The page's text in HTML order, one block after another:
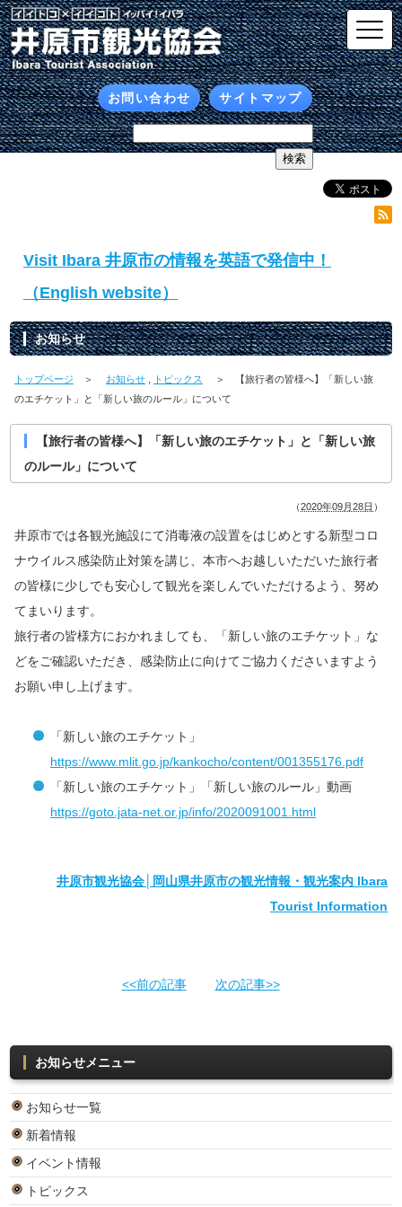
お問い合わせ サイトマップ
Visit Ibara 井原市の情報を英語で発信中！
（English website）
お知らせ
トップページ ＞ お知らせ, トピックス
＞ 【旅行者の皆様へ】「新しい旅
のエチケット」と「新しい旅のルール」について
【旅行者の皆様へ】「新しい旅のエチケット」と「新しい旅
のルール」について
（2020年09月28日 ）
井原市では各観光施設にて消毒液の設置をはじめとする新型コロ
ナウイルス感染防止対策を講じ、本市へお越しいただいた旅行者
の皆様に少しでも安心して観光を楽しんでいただけるよう、努め
てまいります。
旅行者の皆様方におかれましても、「新しい旅のエチケット」な
どをご確認いただき、感染防止に向けてご協力くださいますよう
お願い申し上げます。
「新しい旅のエチケット」
https://www.mlit.go.jp/kankocho/content/001355176.pdf
「新しい旅のエチケット」「新しい旅のルール」動画
https://goto.jata-net.or.jp/info/2020091001.html
井原市観光協会│岡山県井原市の観光情報・観光案内 Ibara
Tourist Information
<<前の記事 次の記事>>
お知らせメニュー
お知らせ一覧
新着情報
イベント情報
トピックス